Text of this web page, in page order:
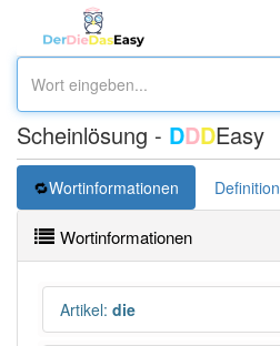
Scheinlösung - DDDEasy
Wortinformationen Definition
Wortinformationen
Artikel: die